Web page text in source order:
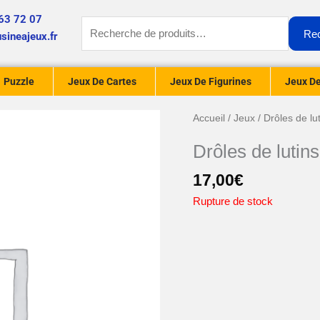
72 07
pour :
Puzzle Jeux De Cartes Jeux De Figurines Jeux
Accueil /Jeux / Drôles de
Drôles de lutins
17,00€
Rupture de stock